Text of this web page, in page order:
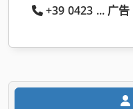
+39 0423 ... 广告